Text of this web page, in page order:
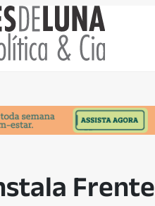
Frente